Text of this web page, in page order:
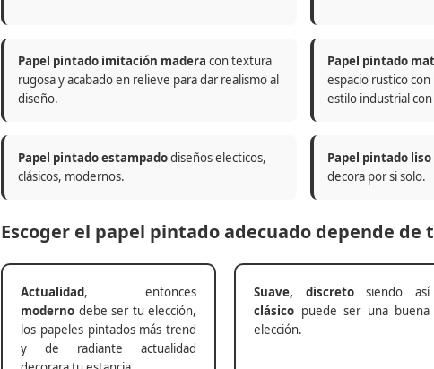
Papel pintado imitación madera con textura
rugosa y acabado en relieve para dar realismo al
diseño.
Papel pintado
espacio rustico
estilo industrial
Papel pintado estampadodiseños electicos,
clásicos, modernos.
Papel pintado liso
decora por si solo.
Escoger el papel pintado adecuado depende de
Actualidad, entonces
moderno debe ser tu elección,
los papeles pintados más trend
y de radiante actualidad
Suave, discretosiendo así
clásico puede ser una buena
elección.